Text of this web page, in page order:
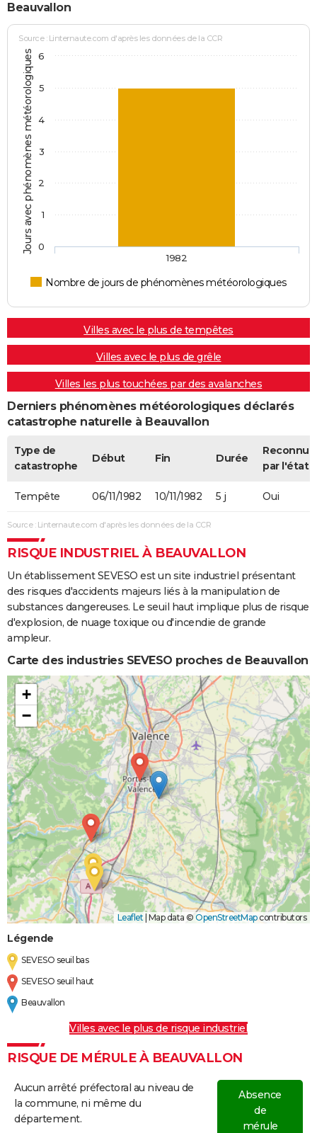
Beauvallon
Jours avec phénomènes météorologiques
Source : Linternaute.com d'après les données de la CCR
Nombre de jours de phénomènes météorologiques
1982
0
1
2
3
4
5
6
Villes avec le plus de tempêtes
Villes avec le plus de grêle
Villes les plus touchées par des avalanches
Derniers phénomènes météorologiques déclarés
catastrophe naturelle à Beauvallon
Type de
catastrophe
Début Fin Durée
Reconnue
par l'état
Tempête 06/11/1982 10/11/1982 5 j Oui
Source : Linternaute.com d'après les données de la CCR
RISQUE INDUSTRIEL À BEAUVALLON
Un établissement SEVESO est un site industriel présentant
des risques d'accidents majeurs liés à la manipulation de
substances dangereuses. Le seuil haut implique plus de risque
d'explosion, de nuage toxique ou d'incendie de grande
ampleur.
Carte des industries SEVESO proches de Beauvallon
+
−
Leaflet | Map data © OpenStreetMapcontributors
Légende
SEVESO seuil bas
SEVESO seuil haut
Beauvallon
Villes avec le plus de risque industriel
RISQUE DE MÉRULE À BEAUVALLON
Aucun arrêté préfectoral au niveau de
la commune, ni même du
département.
Absence
de
mérule